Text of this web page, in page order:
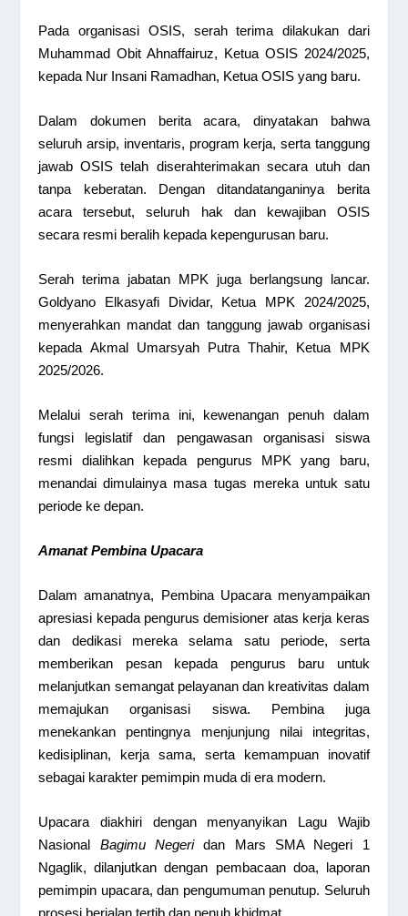
Pada organisasi OSIS, serah terima dilakukan dari
Muhammad Obit Ahnaffairuz, Ketua OSIS 2024/2025,
kepada Nur Insani Ramadhan, Ketua OSIS yang baru.
Dalam dokumen berita acara, dinyatakan bahwa
seluruh arsip, inventaris, program kerja, serta tanggung
jawab OSIS telah diserahterimakan secara utuh dan
tanpa keberatan. Dengan ditandatanganinya berita
acara tersebut, seluruh hak dan kewajiban OSIS
secara resmi beralih kepada kepengurusan baru.
Serah terima jabatan MPK juga berlangsung lancar.
Goldyano Elkasyafi Dividar, Ketua MPK 2024/2025,
menyerahkan mandat dan tanggung jawab organisasi
kepada Akmal Umarsyah Putra Thahir, Ketua MPK
2025/2026.
Melalui serah terima ini, kewenangan penuh dalam
fungsi legislatif dan pengawasan organisasi siswa
resmi dialihkan kepada pengurus MPK yang baru,
menandai dimulainya masa tugas mereka untuk satu
periode ke depan.
Amanat Pembina Upacara
Dalam amanatnya, Pembina Upacara menyampaikan
apresiasi kepada pengurus demisioner atas kerja keras
dan dedikasi mereka selama satu periode, serta
memberikan pesan kepada pengurus baru untuk
melanjutkan semangat pelayanan dan kreativitas dalam
memajukan organisasi siswa. Pembina juga
menekankan pentingnya menjunjung nilai integritas,
kedisiplinan, kerja sama, serta kemampuan inovatif
sebagai karakter pemimpin muda di era modern.
Upacara diakhiri dengan menyanyikan Lagu Wajib
Nasional Bagimu Negeridan Mars SMA Negeri 1
Ngaglik, dilanjutkan dengan pembacaan doa, laporan
pemimpin upacara, dan pengumuman penutup. Seluruh
prosesi berjalan tertib dan penuh khidmat.